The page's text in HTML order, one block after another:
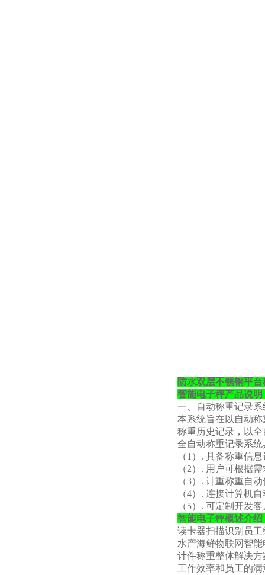
防水双层不锈钢平
智能电子秤产品说明
一、自动称重记录系
本系统旨在以自动
称重历史记录，以
全自动称重记录系
（1）. 具备称重信
（2）. 用户可根据
（3）. 计重称重自
（4）. 连接计算机
（5）. 可定制开发
智能电子秤概述介绍
读卡器扫描识别员
水产海鲜物联网智
计件称重整体解决方
工作效率和员工的